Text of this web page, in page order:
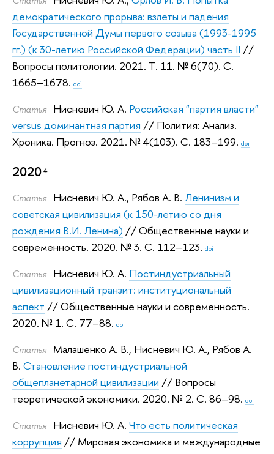
демократического прорыва: взлеты и падения
Государственной Думы первого созыва (1993-1995
гг.) (к 30-летию Российской Федерации) часть II //
Вопросы политологии. 2021. Т. 11. № 6(70). С.
1665–1678. doi
Статья Нисневич Ю. А. Российская "партия власти"
versus доминантная партия // Полития: Анализ.
Хроника. Прогноз. 2021. № 4(103). С. 183–199. doi
20204
Статья Нисневич Ю. А., Рябов А. В. Ленинизм и
советская цивилизация (к 150-летию со дня
рождения В.И. Ленина) // Общественные науки и
современность. 2020. № 3. С. 112–123. doi
Статья Нисневич Ю. А. Постиндустриальный
цивилизационный транзит: институциональный
аспект // Общественные науки и современность.
2020. № 1. С. 77–88. doi
Статья Малашенко А. В., Нисневич Ю. А., Рябов А.
В. Становление постиндустриальной
общепланетарной цивилизации // Вопросы
теоретической экономики. 2020. № 2. С. 86–98. doi
Статья Нисневич Ю. А. Что есть политическая
коррупция // Мировая экономика и международные